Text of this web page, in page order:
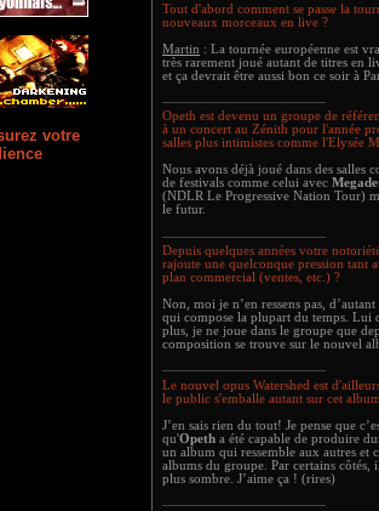
Tout d'abord comment se passe la
nouveaux morceaux en live ?
Martin : La tournée européenne est
très rarement joué autant de titres en
et ça devrait être aussi bon ce soir à
Opeth est devenu un groupe de
à un concert au Zénith pour l'année
salles plus intimistes comme l'Elysée
Nous avons déjà joué dans des salles
de festivals comme celui avec
(NDLR Le Progressive Nation Tour)
le futur.
Depuis quelques années votre
rajoute une quelconque pression tant
plan commercial (ventes, etc.) ?
Non, moi je n’en ressens pas,
qui compose la plupart du temps. Lui
plus, je ne joue dans le groupe que
composition se trouve sur le nouvel
Le nouvel opus Watershed est
le public s'emballe autant sur cet
J’en sais rien du tout! Je pense que
qu'Opeth a été capable de produire
un album qui ressemble aux autres et
albums du groupe. Par certains côtés,
plus sombre. J’aime ça ! (rires)